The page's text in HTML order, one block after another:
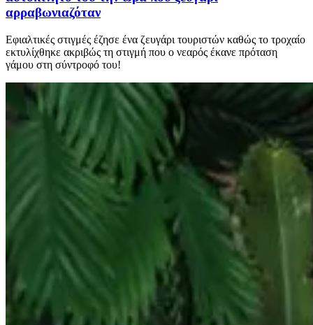
αρραβωνιαζόταν
Εφιαλτικές στιγμές έζησε ένα ζευγάρι τουριστών καθώς το τροχαίο
εκτυλίχθηκε ακριβώς τη στιγμή που ο νεαρός έκανε πρόταση
γάμου στη σύντροφό του!